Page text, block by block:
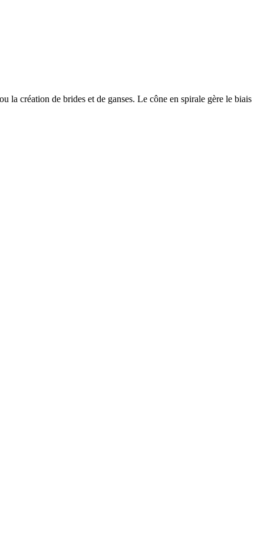
la création de brides et de ganses. Le cône en spirale gère le biais